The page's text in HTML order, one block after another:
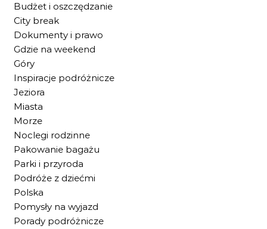
Budżet i oszczędzanie
City break
Dokumenty i prawo
Gdzie na weekend
Góry
Inspiracje podróżnicze
Jeziora
Miasta
Morze
Noclegi rodzinne
Pakowanie bagażu
Parki i przyroda
Podróże z dziećmi
Polska
Pomysły na wyjazd
Porady podróżnicze